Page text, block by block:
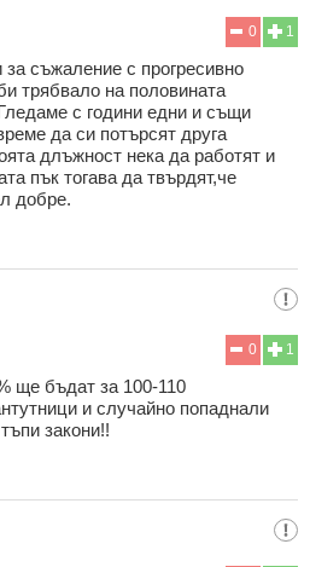
1
0
съжаление с прогресивно
трябвало на половината
с години едни и същи
да си потърсят друга
длъжност нека да работят и
пък тогава да твърдят,че
добре.
1
0
ще бъдат за 100-110
и случайно попаднали
закони!!